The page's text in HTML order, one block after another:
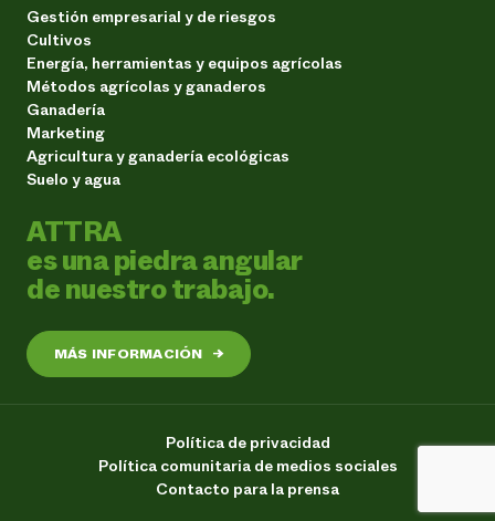
Gestión empresarial y de riesgos
Cultivos
Energía, herramientas y equipos agrícolas
Métodos agrícolas y ganaderos
Ganadería
Marketing
Agricultura y ganadería ecológicas
Suelo y agua
ATTRA
es una piedra angular
de nuestro trabajo.
MÁS INFORMACIÓN →
Política de privacidad
Política comunitaria de medios sociales
Contacto para la prensa